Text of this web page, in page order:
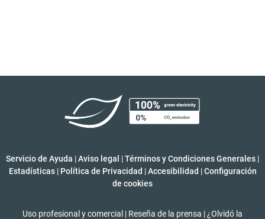
Servicio de Ayuda |Aviso legal |Términos y Condiciones Generales |
Estadísticas | Política de Privacidad | Accesibilidad | Configuración
de cookies
Uso profesional y comercial | Reseña de la prensa | ¿Olvidó la